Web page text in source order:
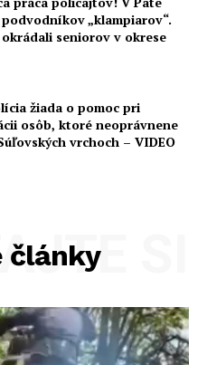
„klampiarov“.
seniorov v okrese
žiada o pomoc pri
osôb, ktoré neoprávnene
vrchoch – VIDEO
články SI